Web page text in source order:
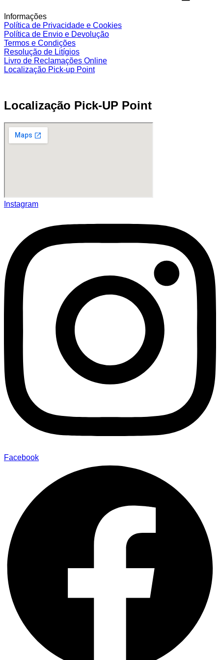
Informações
Política de Privacidade e Cookies
Política de Envio e Devolução
Termos e Condições
Resolução de Litígios
Livro de Reclamações Online
Localização Pick-up Point
Localização Pick-UP Point
Instagram
Facebook